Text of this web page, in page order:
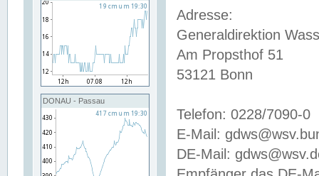
DONAU - Passau
Adresse:
Generaldirektion
Am Propsthof 51
53121 Bonn
Telefon: 0228/7090-0
E-Mail:
DE-Mail: